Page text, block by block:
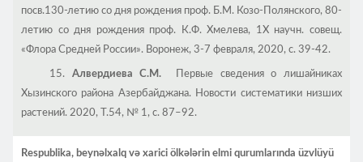
посв.130-летию со дня рождения проф. Б.М. Козо-Полянского, 80-
летию со дня рождения проф. К.Ф. Хмелева, 1Х научн. совещ.
«Флора Средней России». Воронеж, 3-7 февраля, 2020, с. 39-42.
15.Алвердиева С.М.
Первые сведения о лишайниках
Хызинского района Азербайджана. Новости систематики низших
растений. 2020, Т.54, № 1, с. 87–92.
Respublika, beynəlxalq və xarici ölkələrin elmi qurumlarında üzvlüyü